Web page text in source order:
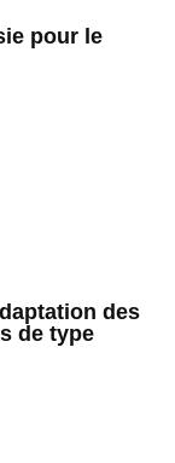
pour le
des
de type